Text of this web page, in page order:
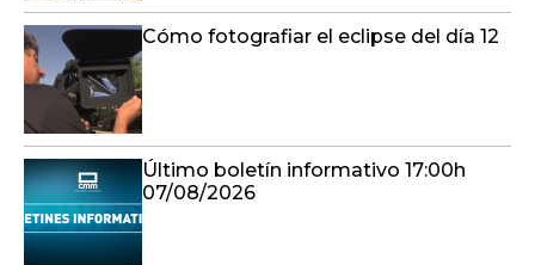
Cómo fotografiar el eclipse del día 12
Último boletín informativo 17:00h
07/08/2026